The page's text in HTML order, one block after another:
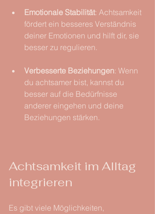
Emotionale Stabilität: Achtsamkeit
fördert ein besseres Verständnis
deiner Emotionen und hilft dir, sie
besser zu regulieren.
Verbesserte Beziehungen: Wenn
du achtsamer bist, kannst du
besser auf die Bedürfnisse
anderer eingehen und deine
Beziehungen stärken.
Achtsamkeit im Alltag
integrieren
Es gibt viele Möglichkeiten,